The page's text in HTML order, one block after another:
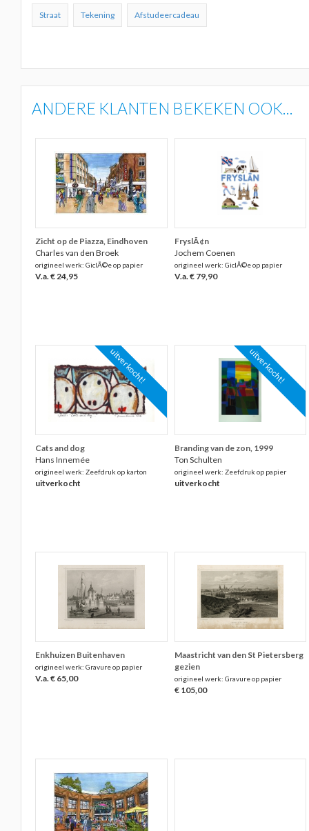
Straat Tekening Afstudeercadeau
ANDERE KLANTEN BEKEKEN OOK...
Zicht op de Piazza, Eindhoven
Charles van den Broek
origineel werk: GiclÃ©e op papier
V.a. € 24,95
FryslÃ¢n
Jochem Coenen
origineel werk: GiclÃ©e op papier
V.a. € 79,90
uitverkocht!
Cats and dog
Hans Innemée
origineel werk: Zeefdruk op karton
uitverkocht
uitverkocht!
Branding van de zon, 1999
Ton Schulten
origineel werk: Zeefdruk op papier
uitverkocht
Enkhuizen Buitenhaven
origineel werk: Gravure op papier
V.a. € 65,00
Maastricht van den St Pietersberg
gezien
origineel werk: Gravure op papier
€ 105,00